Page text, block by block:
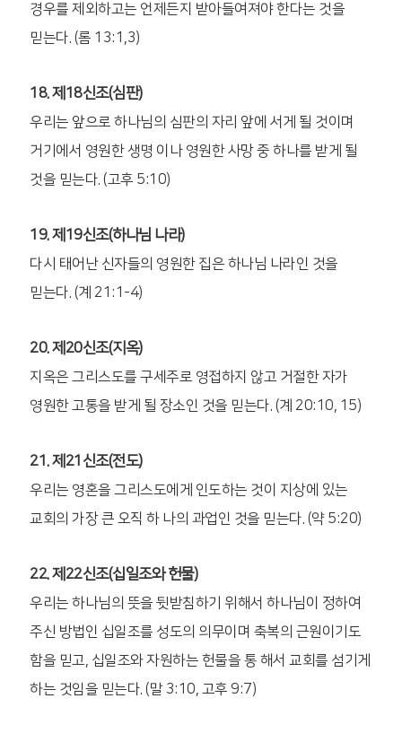
경우를 제외하고는 언제든지 받아들여져야 한다는 것을
믿는다. (롬 13:1,3)
18. 제18신조(심판)
우리는 앞으로 하나님의 심판의 자리 앞에 서게 될 것이며
거기에서 영원한 생명 이나 영원한 사망 중 하나를 받게 될
것을 믿는다. (고후 5:10)
19. 제19신조(하나님 나라)
다시 태어난 신자들의 영원한 집은 하나님 나라인 것을
믿는다. (계 21:1-4)
20. 제20신조(지옥)
지옥은 그리스도를 구세주로 영접하지 않고 거절한 자가
영원한 고통을 받게 될 장소인 것을 믿는다. (계 20:10, 15)
21. 제21신조(전도)
우리는 영혼을 그리스도에게 인도하는 것이 지상에 있는
교회의 가장 큰 오직 하 나의 과업인 것을 믿는다. (약 5:20)
22. 제22신조(십일조와 헌물)
우리는 하나님의 뜻을 뒷받침하기 위해서 하나님이 정하여
주신 방법인 십일조를 성도의 의무이며 축복의 근원이기도
함을 믿고, 십일조와 자원하는 헌물을 통 해서 교회를 섬기게
하는 것임을 믿는다. (말 3:10, 고후 9:7)